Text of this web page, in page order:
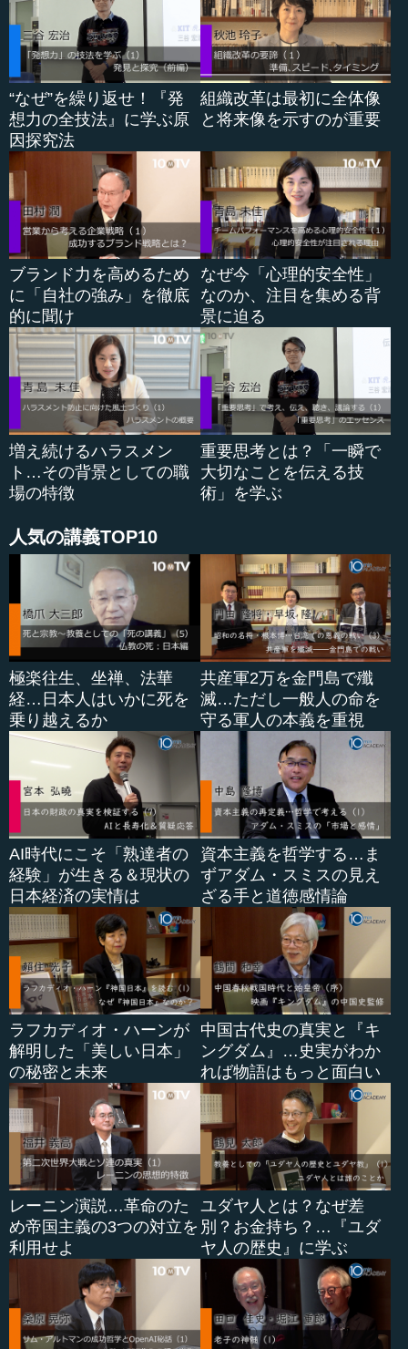
つつ、実際の運用は信頼関係を重視し、協力し合う形で進
めます。こうすることでチームの成果を最大化できます
が、問題が起きた際には法治に戻り、不祥事を厳しく処断
する必要もあります。
また、チーム作りの際には知らない者同士を集めて、互
いを見張るシステムを導入し、運営では信頼感を醸成する
方法などもあるでしょう。それでも不祥事が起きたら法治
に基づいて問題を処理し、再び徳知的な運営に戻せばいい
のです。
●法治と徳治のハイブリッドで成功したアルフレッ
ド・スローン
20世紀の前半、GMという巨大自動車会社は顧客ターゲッ
ト別の5事業部に分かれ、見事な分権経営を行っていまし
た。その中核が中興の祖、アルフレッド・スローンでし
た。彼はGMに買収...
“なぜ”を繰り返せ！『発
想力の全技法』に学ぶ原
因探究法
組織改革は最初に全体像
と将来像を示すのが重要
ブランド力を高めるため
に「自社の強み」を徹底
的に聞け
なぜ今「心理的安全性」
なのか、注目を集める背
景に迫る
増え続けるハラスメン
ト…その背景としての職
場の特徴
重要思考とは？「一瞬で
大切なことを伝える技
術」を学ぶ
人気の講義TOP10
極楽往生、坐禅、法華
経…日本人はいかに死を
乗り越えるか
共産軍2万を金門島で殲
滅…ただし一般人の命を
守る軍人の本義を重視
AI時代にこそ「熟達者の
経験」が生きる＆現状の
日本経済の実情は
資本主義を哲学する…ま
ずアダム・スミスの見え
ざる手と道徳感情論
ラフカディオ・ハーンが
解明した「美しい日本」
の秘密と未来
中国古代史の真実と『キ
ングダム』…史実がわか
れば物語はもっと面白い
レーニン演説…革命のた
め帝国主義の3つの対立を
利用せよ
ユダヤ人とは？なぜ差
別？お金持ち？…『ユダ
ヤ人の歴史』に学ぶ